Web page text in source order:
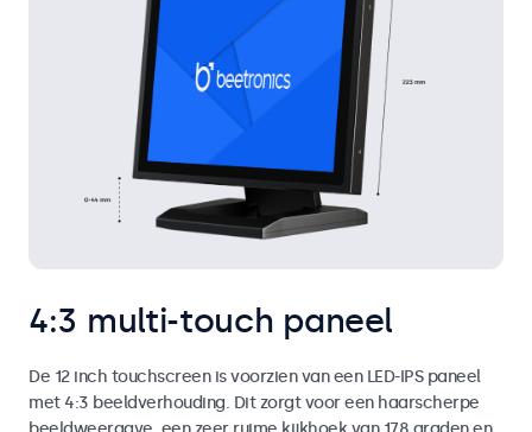
4:3 multi-touch paneel
De 12 inch touchscreen is voorzien van een LED-IPS paneel
met 4:3 beeldverhouding. Dit zorgt voor een haarscherpe